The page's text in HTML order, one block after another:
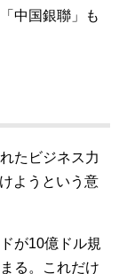
中国銀聯」も
たビジネス力
ようという意
が10億ドル規
る。これだけ